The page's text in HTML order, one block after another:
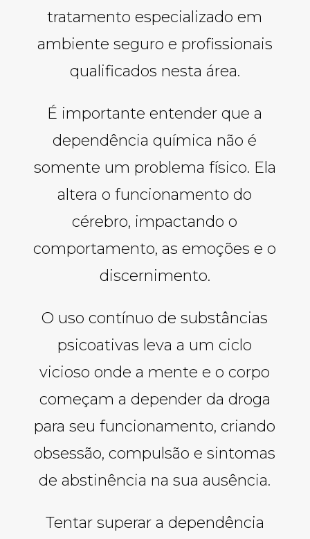
tratamento especializado em
ambiente seguro e profissionais
qualificados nesta área.
É importante entender que a
dependência química não é
somente um problema físico. Ela
altera o funcionamento do
cérebro, impactando o
comportamento, as emoções e o
discernimento.
O uso contínuo de substâncias
psicoativas leva a um ciclo
vicioso onde a mente e o corpo
começam a depender da droga
para seu funcionamento, criando
obsessão, compulsão e sintomas
de abstinência na sua ausência.
Tentar superar a dependência